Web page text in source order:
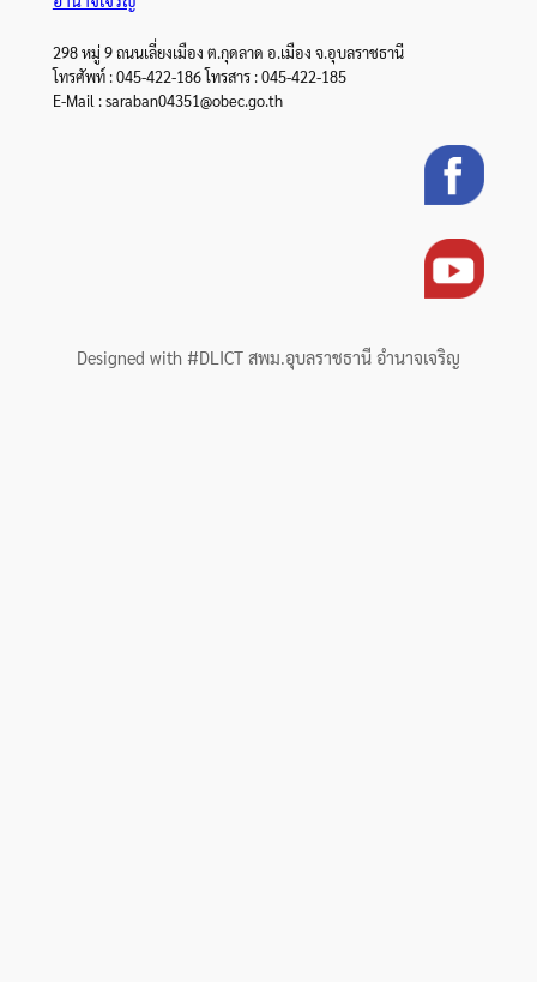
298 หมู่ 9 ถนนเลี่ยงเมือง ต.กุดลาด อ.เมือง จ.อุบลราชธานี
โทรศัพท์ : 045-422-186 โทรสาร : 045-422-185
E-Mail : saraban04351@obec.go.th
Designed with #DLICT สพม.อุบลราชธานี อำนาจเจริญ